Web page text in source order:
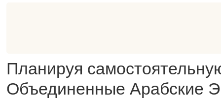
Планируя
Объединенные Арабские